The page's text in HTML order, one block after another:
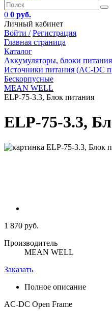
0 0 руб.
Личный кабинет
Войти / Регистрация
Главная страница
Каталог
Аккумуляторы, блоки питания
Источники питания (AC-DC
Бескорпусные
MEAN WELL
ELP-75-3.3, Блок питания
ELP-75-3.3,
1 870 руб.
Производитель
MEAN WELL
Заказать
Полное описание
AC-DC Open Frame